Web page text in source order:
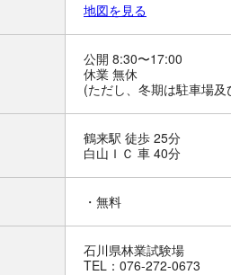
地図を見る
公開 8:30〜17:00
休業 無休
(ただし、冬期は駐車場
鶴来駅 徒歩 25分
白山ＩＣ 車 40分
・無料
石川県林業試験場
TEL：076-272-0673